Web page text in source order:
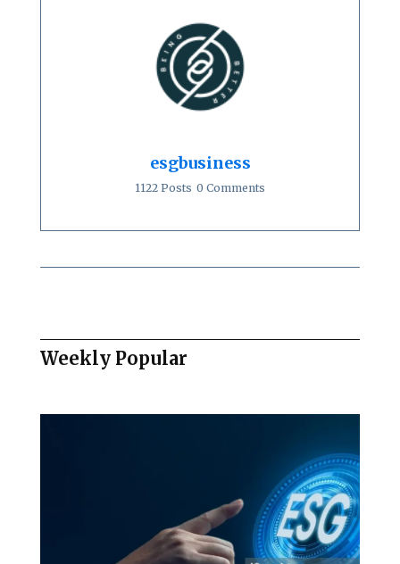
esgbusiness
1122 Posts 0 Comments
Weekly Popular